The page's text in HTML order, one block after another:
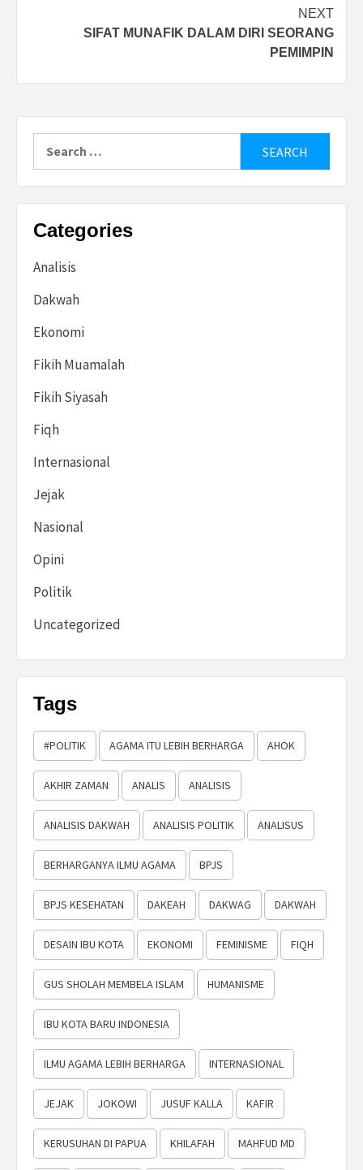
NEXT
SIFAT MUNAFIK DALAM DIRI SEORANG
PEMIMPIN
Categories
Analisis
Dakwah
Ekonomi
Fikih Muamalah
Fikih Siyasah
Fiqh
Internasional
Jejak
Nasional
Opini
Politik
Uncategorized
Tags
#POLITIK AGAMA ITU LEBIH BERHARGA AHOK
AKHIR ZAMAN ANALIS ANALISIS
ANALISIS DAKWAH ANALISIS POLITIK ANALISUS
BERHARGANYA ILMU AGAMA BPJS
BPJS KESEHATAN DAKEAH DAKWAG DAKWAH
DESAIN IBU KOTA EKONOMI FEMINISME FIQH
GUS SHOLAH MEMBELA ISLAM HUMANISME
IBU KOTA BARU INDONESIA
ILMU AGAMA LEBIH BERHARGA INTERNASIONAL
JEJAK JOKOWI JUSUF KALLA KAFIR
KERUSUHAN DI PAPUA KHILAFAH MAHFUD MD